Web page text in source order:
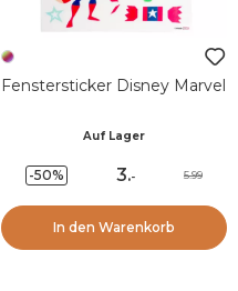
Fenstersticker Disney Marvel
Auf Lager
-50% 3.- 5.99
In den Warenkorb